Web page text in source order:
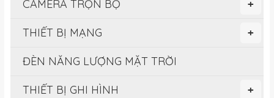
+
CAMERA TRỌN BỘ
+
THIẾT BỊ MẠNG
ĐÈN NĂNG LƯỢNG MẶT TRỜI
+
THIẾT BỊ GHI HÌNH